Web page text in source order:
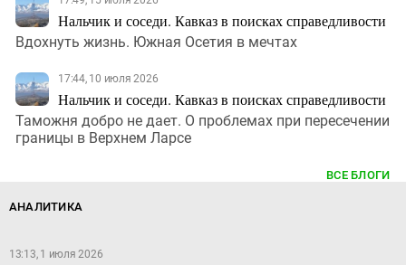
Нальчик и соседи. Кавказ в поисках справедливости
Вдохнуть жизнь. Южная Осетия в мечтах
17:44, 10 июля 2026
Нальчик и соседи. Кавказ в поисках справедливости
Таможня добро не дает. О проблемах при пересечении
границы в Верхнем Ларсе
ВСЕ БЛОГИ
АНАЛИТИКА
13:13, 1 июля 2026